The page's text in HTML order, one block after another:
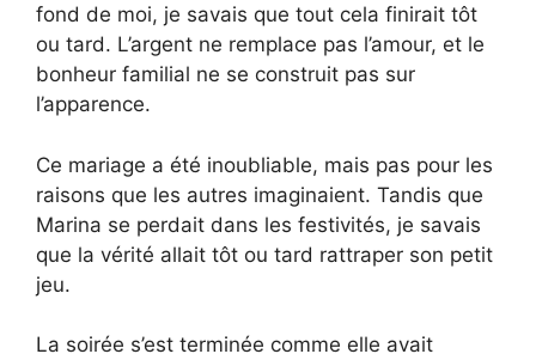
fond de moi, je savais que tout cela finirait tôt
ou tard. L’argent ne remplace pas l’amour, et le
bonheur familial ne se construit pas sur
l’apparence.
Ce mariage a été inoubliable, mais pas pour les
raisons que les autres imaginaient. Tandis que
Marina se perdait dans les festivités, je savais
que la vérité allait tôt ou tard rattraper son petit
jeu.
La soirée s’est terminée comme elle avait